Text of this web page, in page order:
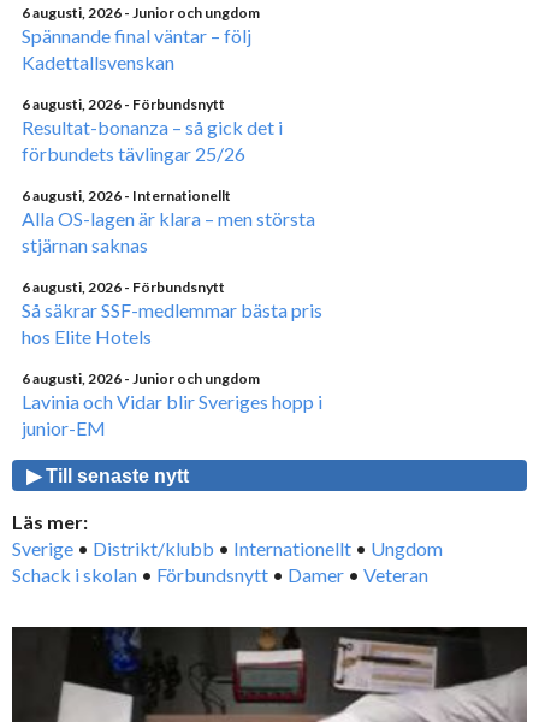
6 augusti, 2026 - Junior och ungdom
Spännande final väntar – följ
Kadettallsvenskan
6 augusti, 2026 - Förbundsnytt
Resultat-bonanza – så gick det i
förbundets tävlingar 25/26
6 augusti, 2026 - Internationellt
Alla OS-lagen är klara – men största
stjärnan saknas
6 augusti, 2026 - Förbundsnytt
Så säkrar SSF-medlemmar bästa pris
hos Elite Hotels
6 augusti, 2026 - Junior och ungdom
Lavinia och Vidar blir Sveriges hopp i
junior-EM
▶ Till senaste nytt
Läs mer:
Sverige • Distrikt/klubb • Internationellt • Ungdom
Schack i skolan • Förbundsnytt • Damer • Veteran